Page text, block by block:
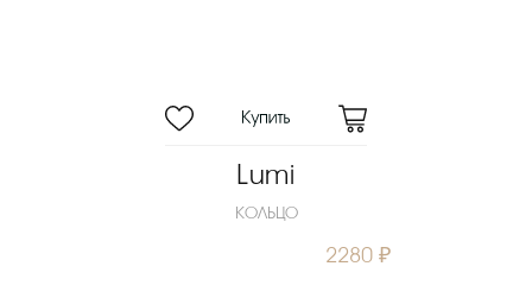
Lumi
КОЛЬЦО
2280 ₽